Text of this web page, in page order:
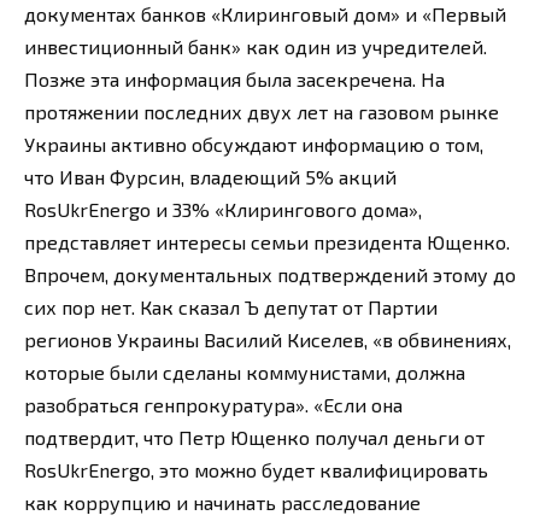
документах банков «Клиринговый дом» и «Первый
инвестиционный банк» как один из учредителей.
Позже эта информация была засекречена. На
протяжении последних двух лет на газовом рынке
Украины активно обсуждают информацию о том,
что Иван Фурсин, владеющий 5% акций
RosUkrEnergo и 33% «Клирингового дома»,
представляет интересы семьи президента Ющенко.
Впрочем, документальных подтверждений этому до
сих пор нет. Как сказал Ъ депутат от Партии
регионов Украины Василий Киселев, «в обвинениях,
которые были сделаны коммунистами, должна
разобраться генпрокуратура». «Если она
подтвердит, что Петр Ющенко получал деньги от
RosUkrEnergo, это можно будет квалифицировать
как коррупцию и начинать расследование